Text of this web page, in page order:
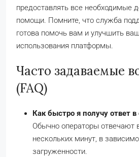
предоставлять все необходимые
помощи. Помните, что служба
готова помочь вам и улучшить
использования платформы.
Часто задаваемые
(FAQ)
Как быстро я получу ответ в
Обычно операторы отвечают
нескольких минут, в
загруженности.